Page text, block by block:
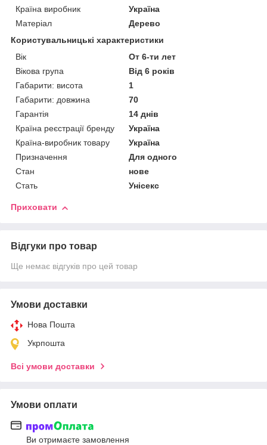
Країна виробник
Україна
Матеріал
Дерево
Користувальницькі характеристики
Вік
От 6-ти лет
Вікова група
Від 6 років
Габарити: висота
1
Габарити: довжина
70
Гарантія
14 днів
Країна реєстрації бренду
Україна
Країна-виробник товару
Україна
Призначення
Для одного
Стан
нове
Стать
Унісекс
Приховати
Відгуки про товар
Ще немає відгуків про цей товар
Умови доставки
Нова Пошта
Укрпошта
Всі умови доставки
Умови оплати
Ви отримаєте замовлення